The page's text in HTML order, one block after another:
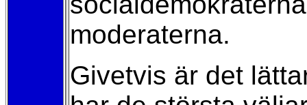
moderaterna.
Givetvis är det